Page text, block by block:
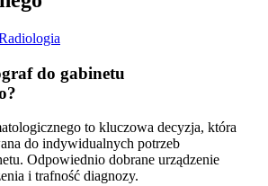
do gabinetu
to kluczowa decyzja, która
do indywidualnych potrzeb
Odpowiednio dobrane urządzenie
i trafność diagnozy.